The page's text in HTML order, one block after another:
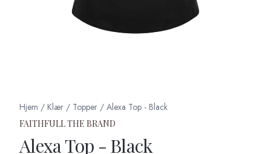
Hjem / Klær / Topper / Alexa Top - Black
FAITHFULL THE BRAND
Alexa Top - Black